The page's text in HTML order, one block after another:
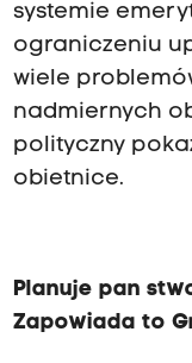
systemie
ograniczeniu
wiele
nadmiernych
polityczny
obietnice.
Planuje pan
Zapowiada to